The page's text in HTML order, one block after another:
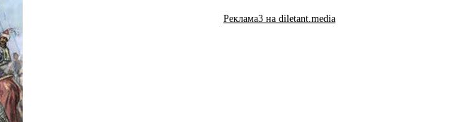
Реклама3 на diletant.media